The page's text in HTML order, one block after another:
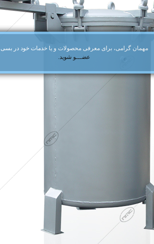
مهمان گرامی، برای معرفی محصولات و یا خدمات خود در بسی
عضـــو شوید.